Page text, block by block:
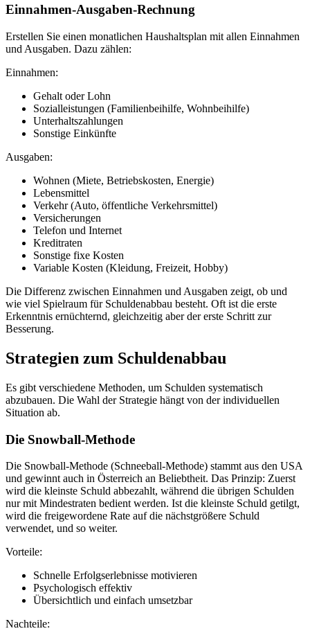
Einnahmen-Ausgaben-Rechnung
Erstellen Sie einen monatlichen Haushaltsplan mit allen Einnahmen
und Ausgaben. Dazu zählen:
Einnahmen:
Gehalt oder Lohn
Sozialleistungen (Familienbeihilfe, Wohnbeihilfe)
Unterhaltszahlungen
Sonstige Einkünfte
Ausgaben:
Wohnen (Miete, Betriebskosten, Energie)
Lebensmittel
Verkehr (Auto, öffentliche Verkehrsmittel)
Versicherungen
Telefon und Internet
Kreditraten
Sonstige fixe Kosten
Variable Kosten (Kleidung, Freizeit, Hobby)
Die Differenz zwischen Einnahmen und Ausgaben zeigt, ob und
wie viel Spielraum für Schuldenabbau besteht. Oft ist die erste
Erkenntnis ernüchternd, gleichzeitig aber der erste Schritt zur
Besserung.
Strategien zum Schuldenabbau
Es gibt verschiedene Methoden, um Schulden systematisch
abzubauen. Die Wahl der Strategie hängt von der individuellen
Situation ab.
Die Snowball-Methode
Die Snowball-Methode (Schneeball-Methode) stammt aus den USA
und gewinnt auch in Österreich an Beliebtheit. Das Prinzip: Zuerst
wird die kleinste Schuld abbezahlt, während die übrigen Schulden
nur mit Mindestraten bedient werden. Ist die kleinste Schuld getilgt,
wird die freigewordene Rate auf die nächstgrößere Schuld
verwendet, und so weiter.
Vorteile:
Schnelle Erfolgserlebnisse motivieren
Psychologisch effektiv
Übersichtlich und einfach umsetzbar
Nachteile: